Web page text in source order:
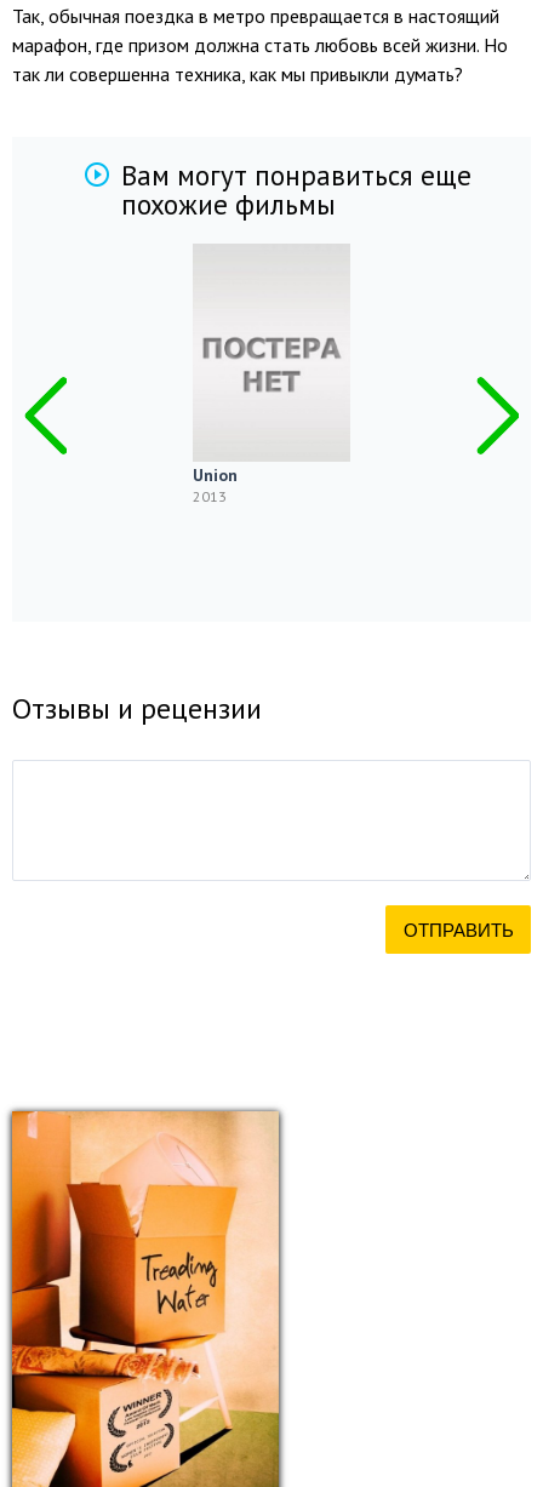
Так, обычная поездка в метро превращается в настоящий
марафон, где призом должна стать любовь всей жизни. Но
так ли совершенна техника, как мы привыкли думать?
Вам могут понравиться еще
похожие фильмы
Union
2013
Отзывы и рецензии